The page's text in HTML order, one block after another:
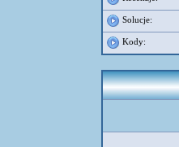
Solucje:
Kody: